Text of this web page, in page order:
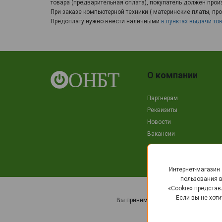
товара (предварительная оплата), покупатель должен
При заказе компьютерной техники ( материнские платы,
Предоплату нужно внести наличными в пунктах выдачи
О компании
Партнерам
Реквизиты
Новости
Вакансии
©
Вы принимаете условияполитики в
Интернет-магазин
пользования
«Cookie»
Если вы не